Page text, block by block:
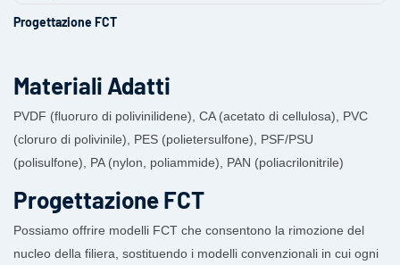
Materiali Adatti
PVDF (fluoruro di polivinilidene), CA (acetato di cellulosa), PVC
(cloruro di polivinile), PES (polietersulfone), PSF/PSU
(polisulfone), PA (nylon, poliammide), PAN (poliacrilonitrile)
Progettazione FCT
Possiamo offrire modelli FCT che consentono la rimozione del
nucleo della filiera, sostituendo i modelli convenzionali in cui ogni
Progettazione FCT